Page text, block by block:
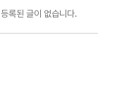
등록된 글이 없습니다.